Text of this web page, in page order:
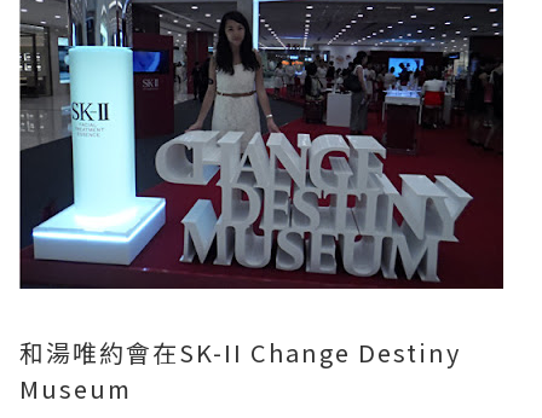
和湯唯約會在SK-II Change Destiny
Museum